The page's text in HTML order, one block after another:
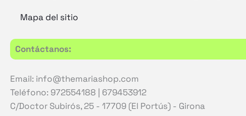
Mapa del sitio
Contáctanos:
Email: info@themariashop.com
Teléfono: 972554188 | 679453912
C/Doctor Subirós, 25 - 17709 (El Portús) - Girona